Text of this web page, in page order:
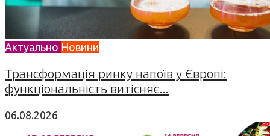
Актуально Новини
Трансформація ринку напоїв у Європі:
функціональність витісняє...
06.08.2026